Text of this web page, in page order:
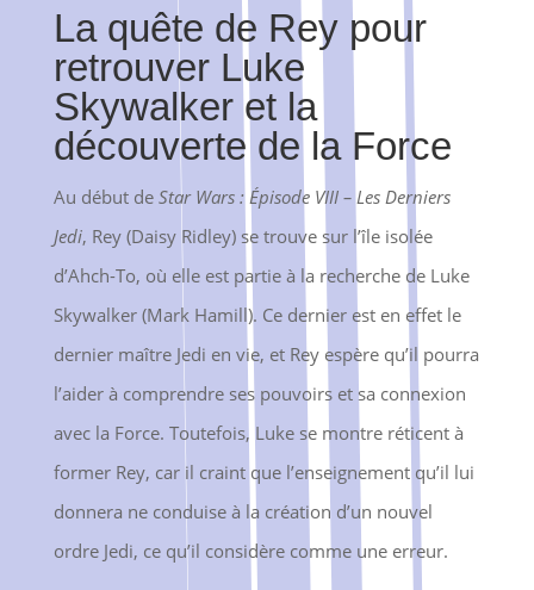
La quête de Rey pour
retrouver Luke
Skywalker et la
découverte de la Force
Au début de Star Wars : Épisode VIII – Les Derniers
Jedi, Rey (Daisy Ridley) se trouve sur l’île isolée
d’Ahch-To, où elle est partie à la recherche de Luke
Skywalker (Mark Hamill). Ce dernier est en effet le
dernier maître Jedi en vie, et Rey espère qu’il pourra
l’aider à comprendre ses pouvoirs et sa connexion
avec la Force. Toutefois, Luke se montre réticent à
former Rey, car il craint que l’enseignement qu’il lui
donnera ne conduise à la création d’un nouvel
ordre Jedi, ce qu’il considère comme une erreur.